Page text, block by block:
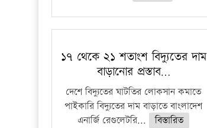
১৭ থেকে ২১ শতাংশ বিদ্যুতের দাম
বাড়ানোর প্রস্তাব…
দেশে বিদ্যুতের ঘাটতির লোকসান কমাতে
পাইকারি বিদ্যুতের দাম বাড়াতে বাংলাদেশ
এনার্জি রেগুলেটরি...
বিস্তারিত